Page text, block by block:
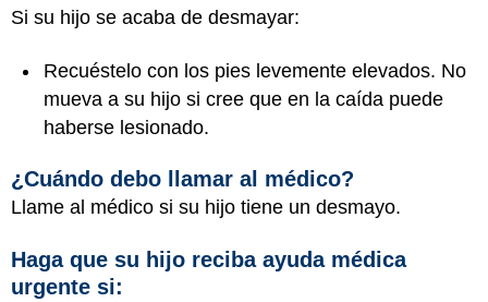
Si su hijo se acaba de desmayar:
Recuéstelo con los pies levemente elevados. No
mueva a su hijo si cree que en la caída puede
haberse lesionado.
¿Cuándo debo llamar al médico?
Llame al médico si su hijo tiene un desmayo.
Haga que su hijo reciba ayuda médica
urgente si: